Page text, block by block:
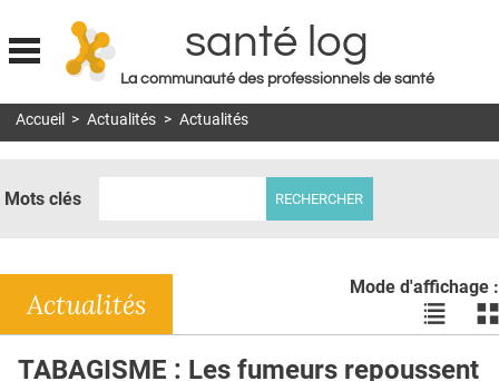
Jump to navigation
santé log
La communauté des professionnels de santé
MON COMPTE
DOSSIERS
RÉSEAUX
Accueil > Actualités > Actualités
Mots clés
Mode d'affichage :
Voir
les
les
Actualités
TABAGISME : Les fumeurs repoussent